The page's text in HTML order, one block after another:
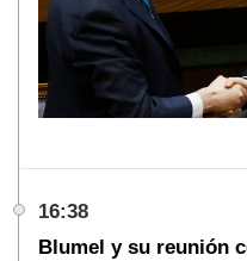
16:38
Blumel y su reunión